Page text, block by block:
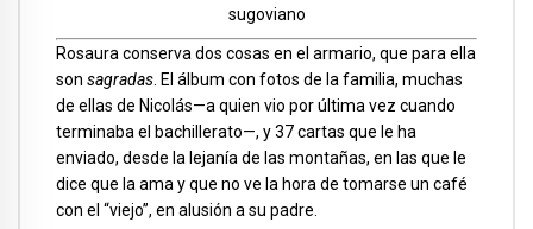
sugoviano
Rosaura conserva dos cosas en el armario, que para ella
son sagradas . El álbum con fotos de la familia, muchas
de ellas de Nicolás—a quien vio por última vez cuando
terminaba el bachillerato—, y 37 cartas que le ha
enviado, desde la lejanía de las montañas, en las que le
dice que la ama y que no ve la hora de tomarse un café
con el “viejo”, en alusión a su padre.